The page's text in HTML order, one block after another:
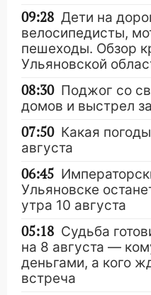
09:28 Дети на
велосипедисты,
пешеходы. Обзор
Ульяновской
08:30 Поджог со
домов и выстрел
07:50 Какая
августа
06:45
Ульяновске
утра 10 августа
05:18 Судьба
на 8 августа —
деньгами, а кого
встреча